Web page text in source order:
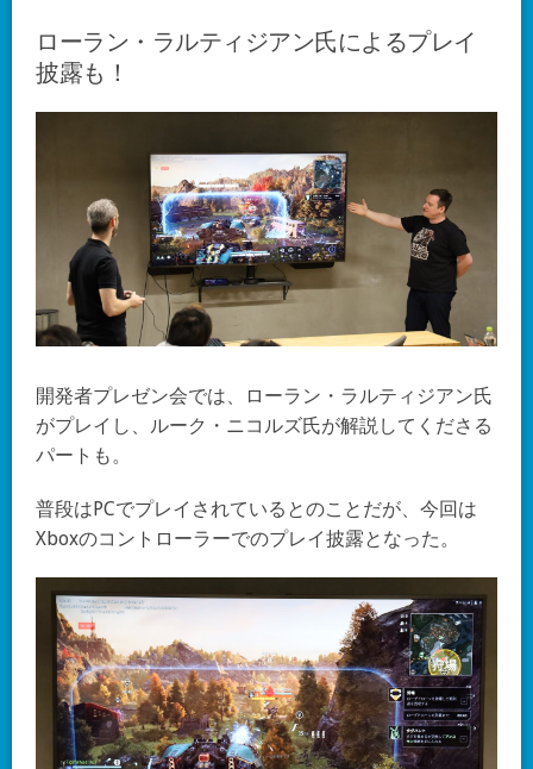
ローラン・ラルティジアン氏によるプレイ
披露も！
開発者プレゼン会では、ローラン・ラルティジアン氏
がプレイし、ルーク・ニコルズ氏が解説してくださる
パートも。
普段はPCでプレイされているとのことだが、今回は
Xboxのコントローラーでのプレイ披露となった。